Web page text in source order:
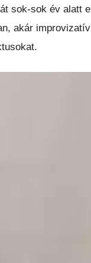
sok-sok év alatt
akár